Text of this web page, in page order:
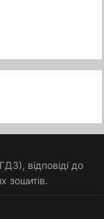
відповіді до
зошитів.